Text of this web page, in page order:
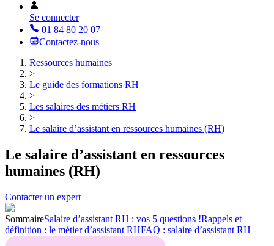
Se connecter
01 84 80 20 07
Contactez-nous
Ressources humaines
>
Le guide des formations RH
>
Les salaires des métiers RH
>
Le salaire d’assistant en ressources humaines (RH)
Le salaire d’assistant en ressources
humaines (RH)
Contacter un expert
SommaireSalaire d’assistant RH : vos 5 questions !Rappels et
définition : le métier d’assistant RHFAQ : salaire d’assistant RH